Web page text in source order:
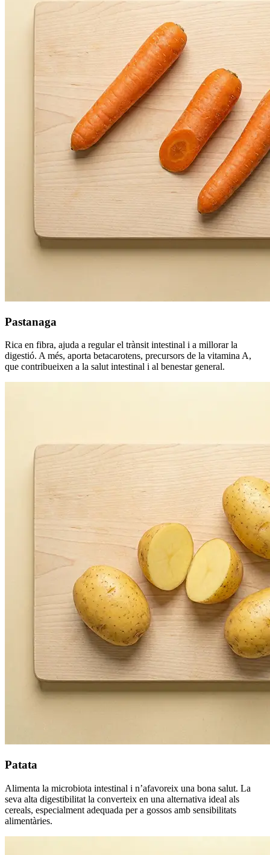
Pastanaga
Rica en fibra, ajuda a regular el trànsit intestinal i a millorar la
digestió. A més, aporta betacarotens, precursors de la vitamina A,
que contribueixen a la salut intestinal i al benestar general.
Patata
Alimenta la microbiota intestinal i n’afavoreix una bona salut. La
seva alta digestibilitat la converteix en una alternativa ideal als
cereals, especialment adequada per a gossos amb sensibilitats
alimentàries.